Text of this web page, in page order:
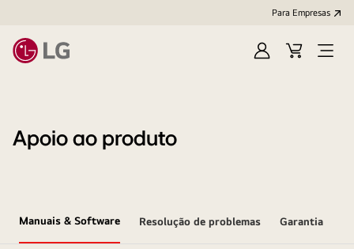
Para Empresas
IniciarCart
Open
Apoio ao produto
Manuais & Software Resolução de problemas Garantia